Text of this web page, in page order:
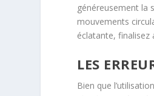
généreusement la
mouvements
éclatante, finalisez
LES
Bien que